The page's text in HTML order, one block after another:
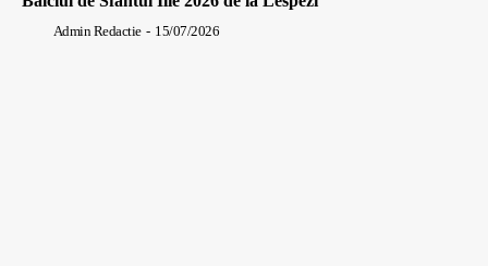
Admin Redactie - 15/07/2026